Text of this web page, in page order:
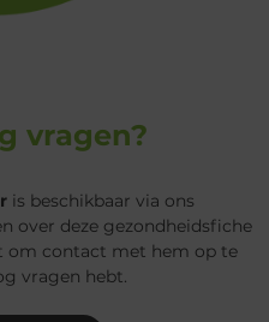
vragen?
is beschikbaar via ons
over deze gezondheidsfiche
om contact met hem op te
vragen hebt.